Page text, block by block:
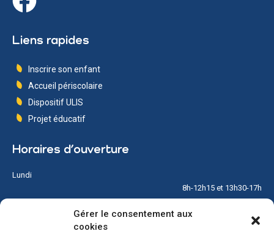
Gérer le consentement aux
cookies
Liens rapides
Inscrire son enfant
Accueil périscolaire
Dispositif ULIS
Projet éducatif
Horaires d’ouverture
Lundi
8h-12h15 et 13h30-17h
8h-12h15 et 13h30-17h